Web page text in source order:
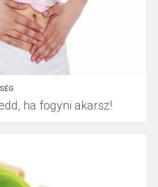
ha fogyni akarsz!